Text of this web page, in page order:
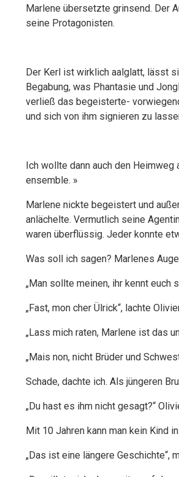
Marlene übersetzte grinsend. Der
seine Protagonisten.
Der Kerl ist wirklich aalglatt, lässt
Begabung, was Phantasie und
verließ das begeisterte-
und sich von ihm signieren zu
Ich wollte dann auch den Heimweg
ensemble. »
Marlene nickte begeistert und
anlächelte. Vermutlich seine
waren überflüssig. Jeder konnte
Was soll ich sagen? Marlenes
„Man sollte meinen, ihr kennt euch
„Fast, mon cher Ülrick“, lachte
„Lass mich raten, Marlene ist das
„Mais non, nicht Brüder und
Schade, dachte ich. Als jüngeren
„Du hast es ihm nicht gesagt?“
Mit 10 Jahren kann man kein Kind
„Das ist eine längere Geschichte“,